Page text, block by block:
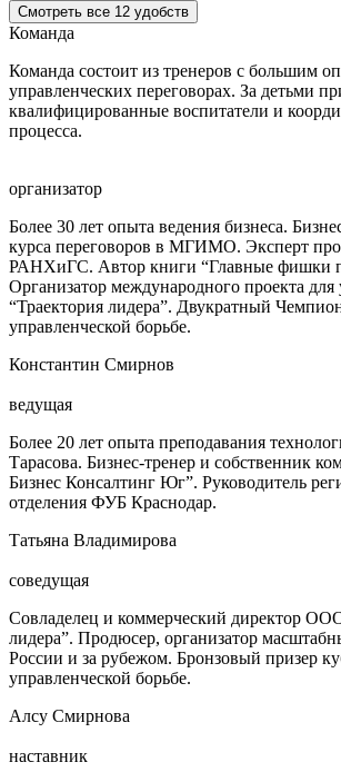
Смотреть все 12 удобств
Команда
Команда состоит из тренеров с большим
управленческих переговорах. За детьми
квалифицированные воспитатели и
процесса.
организатор
Более 30 лет опыта ведения бизнеса.
курса переговоров в МГИМО. Эксперт
РАНХиГС. Автор книги “Главные фишки
Организатор международного проекта для
“Траектория лидера”. Двукратный
управленческой борьбе.
Константин Смирнов
ведущая
Более 20 лет опыта преподавания
Тарасова. Бизнес-тренер и собственник
Бизнес Консалтинг Юг”. Руководитель
отделения ФУБ Краснодар.
Татьяна Владимирова
соведущая
Совладелец и коммерческий директор
лидера”. Продюсер, организатор
России и за рубежом. Бронзовый призер
управленческой борьбе.
Алсу Смирнова
наставник